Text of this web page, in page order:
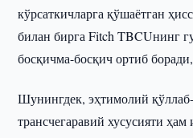
кўрсаткичларга қўшаётган
билан бирга Fitch TBCUнинг
босқичма-босқич ортиб
Шунингдек, эҳтимолий
трансчегаравий хусусияти